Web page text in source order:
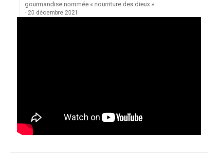
gourmandise nommée « nourriture des dieux ».
20 décembre 2021